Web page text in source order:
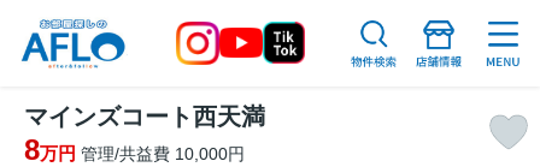
マインズコート西天満
8万円 管理/共益費 10,000円